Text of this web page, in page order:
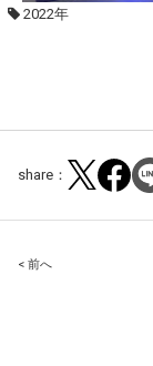
2022年
share：
Post
< 前へ